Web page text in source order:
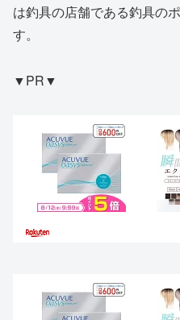
は釣具の店舗である釣具の
す。
▼PR▼